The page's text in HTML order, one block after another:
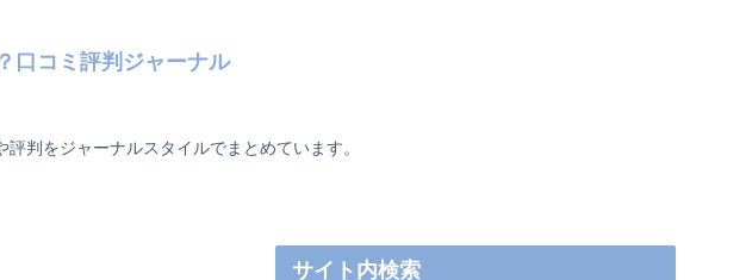
口コミ評判ジャーナル
判をジャーナルスタイルでまとめています。
サイト内検索